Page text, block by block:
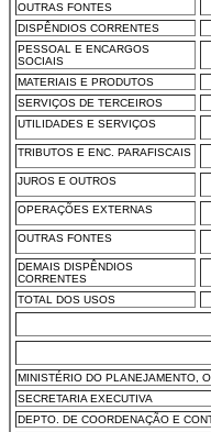
OUTRAS FONTES
DISPÊNDIOS CORRENTES
PESSOAL E ENCARGOS
SOCIAIS
MATERIAIS E PRODUTOS
SERVIÇOS DE TERCEIROS
UTILIDADES E SERVIÇOS
TRIBUTOS E ENC. PARAFISCAIS
JUROS E OUTROS
OPERAÇÕES EXTERNAS
OUTRAS FONTES
DEMAIS DISPÊNDIOS
CORRENTES
TOTAL DOS USOS
MINISTÉRIO DO PLANEJAMENTO,
SECRETARIA EXECUTIVA
DEPTO. DE COORDENAÇÃO E